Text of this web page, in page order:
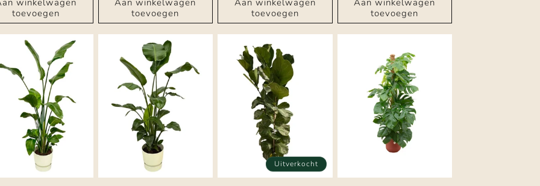
winkelwagen
toevoegen
Aan winkelwagen
toevoegen
Aan winkelwagen
toevoegen
Aan winkelwagen
toevoegen
Uitverkocht